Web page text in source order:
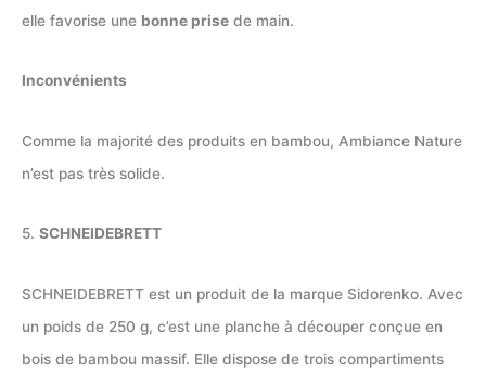
elle favorise une bonne prise de main.
Inconvénients
Comme la majorité des produits en bambou, Ambiance Nature
n’est pas très solide.
5. SCHNEIDEBRETT
SCHNEIDEBRETT est un produit de la marque ‏Sidorenko. Avec
un poids de 250 g, c’est une planche à découper conçue en
bois de bambou massif. Elle dispose de trois compartiments